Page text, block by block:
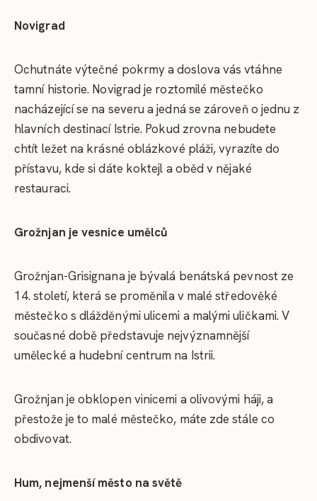
Novigrad
Ochutnáte výtečné pokrmy a doslova vás vtáhne
tamní historie. Novigrad je roztomilé městečko
nacházející se na severu a jedná se zároveň o jednu z
hlavních destinací Istrie. Pokud zrovna nebudete
chtít ležet na krásné oblázkové pláži, vyrazíte do
přístavu, kde si dáte koktejl a oběd v nějaké
restauraci.
Grožnjan je vesnice umělců
Grožnjan-Grisignana je bývalá benátská pevnost ze
14. století, která se proměnila v malé středověké
městečko s dlážděnými ulicemi a malými uličkami. V
současné době představuje nejvýznamnější
umělecké a hudební centrum na Istrii.
Grožnjan je obklopen vinicemi a olivovými háji, a
přestože je to malé městečko, máte zde stále co
obdivovat.
Hum, nejmenší město na světě